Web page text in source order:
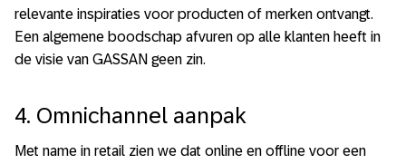
relevante inspiraties voor producten of merken ontvangt.
Een algemene boodschap afvuren op alle klanten heeft in
de visie van GASSAN geen zin.
4. Omnichannel aanpak
Met name in retail zien we dat online en offline voor een